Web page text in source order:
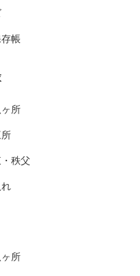
帳
所
秩父
所